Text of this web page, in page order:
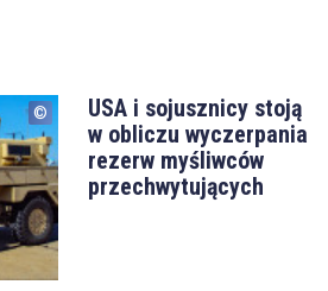
USA i sojusznicy stoją
w obliczu wyczerpania
rezerw myśliwców
przechwytujących